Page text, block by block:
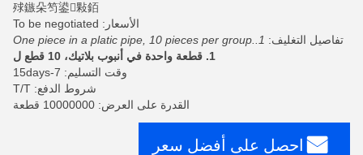
殏鏃朵笉鍙敤銆
الأسعار: To be negotiated
تفاصيل التغليف: 1.One piece in a platic pipe, 10 pieces per group.
1. قطعة واحدة في أنبوب بلاتيك، 10 قطع ل
وقت التسليم: 7-15days
شروط الدفع: T/T
القدرة على العرض: 10000000 قطعة
احصل على أفضل سعر